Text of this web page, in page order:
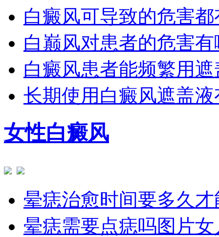
白癜风可导致的危害
白巅风对患者的危害
白癜风患者能频繁用
长期使用白癜风遮盖
女性白癜风
晕痣治愈时间要多久
晕痣需要点痣吗图片女